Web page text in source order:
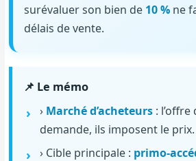
surévaluer son bien de 10 % ne
délais de vente.
📌 Le mémo
› Marché d’acheteurs : l’offre
demande, ils imposent le prix.
› Cible principale : primo-